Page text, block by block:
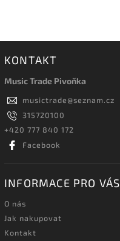
KONTAKT
Music Trade Pivoňka
musictrade@seznam.cz
315720100
+420 777 840 172
Facebook
INFORMACE PRO VÁS
O nás
Jak nakupovat
Kontakt